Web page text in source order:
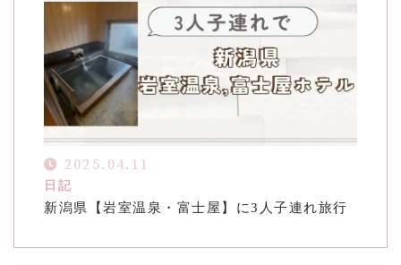
2025.04.11
日記
新潟県【岩室温泉・富士屋】に3人子連れ旅行